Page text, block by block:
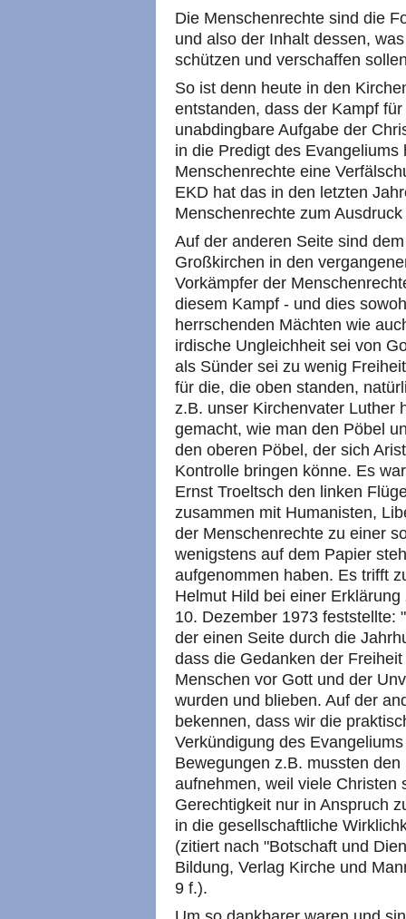
Die Menschenrechte sind die
und also der Inhalt dessen,
schützen und verschaffen
So ist denn heute in den
entstanden, dass der Kampf
unabdingbare Aufgabe der
in die Predigt des
Menschenrechte eine
EKD hat das in den letzten
Menschenrechte zum
Auf der anderen Seite sind
Großkirchen in den
Vorkämpfer der
diesem Kampf - und dies
herrschenden Mächten wie
irdische Ungleichheit sei von
als Sünder sei zu wenig
für die, die oben standen,
z.B. unser Kirchenvater Luther
gemacht, wie man den Pöbel
den oberen Pöbel, der sich
Kontrolle bringen könne. Es
Ernst Troeltsch den linken
zusammen mit Humanisten,
der Menschenrechte zu einer
wenigstens auf dem Papier
aufgenommen haben. Es trifft
Helmut Hild bei einer
10. Dezember 1973 feststellte:
der einen Seite durch die
dass die Gedanken der
Menschen vor Gott und der
wurden und blieben. Auf der
bekennen, dass wir die
Verkündigung des
Bewegungen z.B. mussten
aufnehmen, weil viele Christen
Gerechtigkeit nur in Anspruch
in die gesellschaftliche
(zitiert nach "Botschaft und
Bildung, Verlag Kirche und
9 f.).